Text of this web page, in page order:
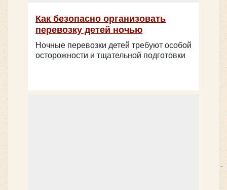
Как безопасно организовать
перевозку детей ночью
Ночные перевозки детей требуют особой
осторожности и тщательной подготовки